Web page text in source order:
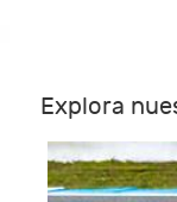
Explora